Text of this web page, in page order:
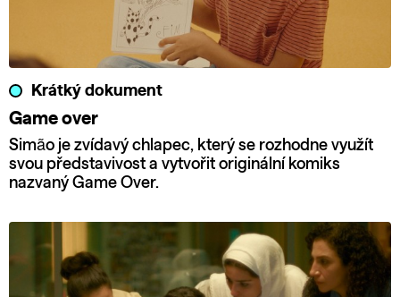
Krátký dokument
Game over
Simão je zvídavý chlapec, který se rozhodne využít
svou představivost a vytvořit originální komiks
nazvaný Game Over.